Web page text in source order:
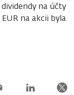
na účty
na akcii byla